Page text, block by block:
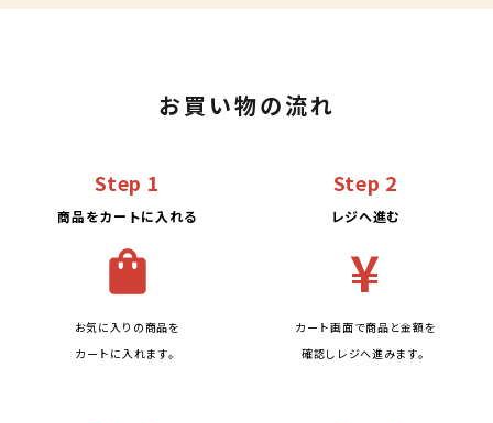
お買い物の流れ
Step 1
商品をカートに入れる
shopping_bag
お気に入りの商品を
カートに入れます。
Step 2
レジへ進む
¥
カート画面で商品と金額を
確認しレジへ進みます。